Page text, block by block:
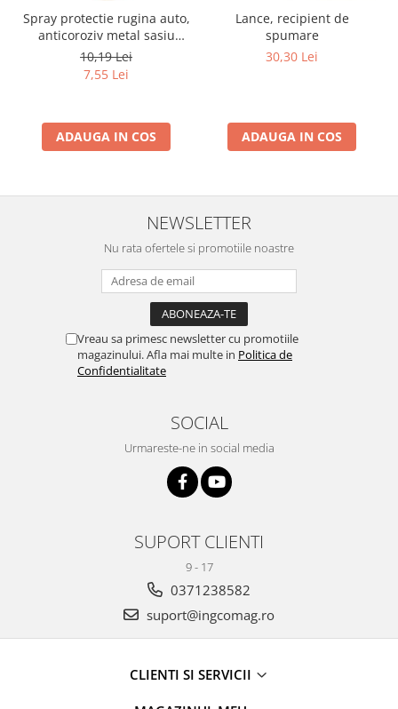
Spray protectie rugina auto,
anticoroziv metal sasiu
praguri usi aerosol, 200 ml
10,19 Lei
7,55 Lei
ADAUGA IN COS
Lance, recipient de
spumare
30,30 Lei
ADAUGA IN COS
NEWSLETTER
Nu rata ofertele si promotiile noastre
Vreau sa primesc newsletter cu promotiile
magazinului. Afla mai multe in Politica de
Confidentialitate
SOCIAL
Urmareste-ne in social media
SUPORT CLIENTI
9 - 17
0371238582
suport@ingcomag.ro
CLIENTI SI SERVICII